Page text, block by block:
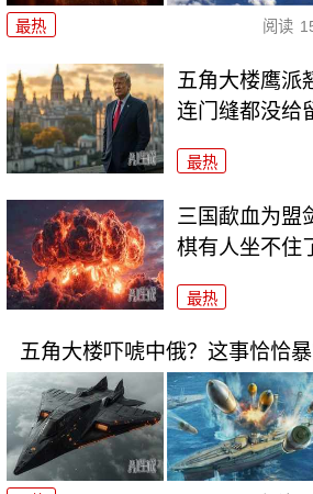
最热 阅读
五角大楼鹰派
连门缝都没给
最热
三国歃血为盟
棋有人坐不住
最热
五角大楼吓唬中俄？这事恰恰